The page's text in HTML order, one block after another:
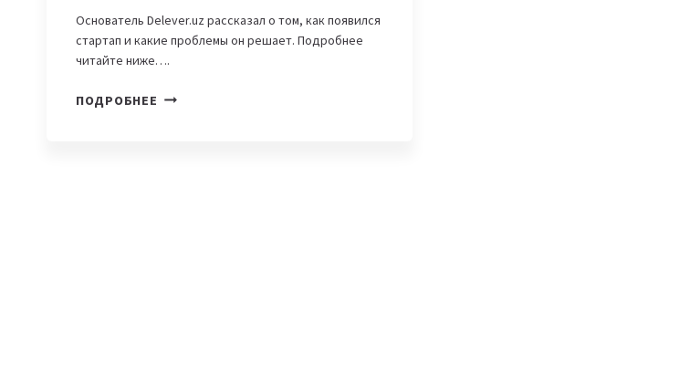
Основатель Delever.uz рассказал о том, как появился
стартап и какие проблемы он решает. Подробнее
читайте ниже….
ПОДРОБНЕЕ DELEVER.UZ